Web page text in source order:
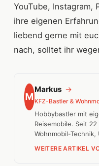
YouTube, Instagram,
ihre eigenen
liebend gerne mit
nach, solltet ihr
M
Markus →
KFZ-Bastler &
Hobbybastler mit
Reisemobile. Seit
Wohnmobil-
WEITERE ARTIKEL